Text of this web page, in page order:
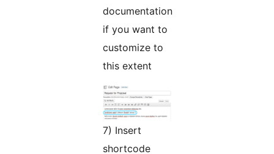
documentation
if you want to
customize to
this extent
7) Insert
shortcode